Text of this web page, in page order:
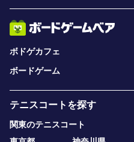
ボドゲカフェ
ボードゲーム
テニスコートを探す
関東のテニスコート